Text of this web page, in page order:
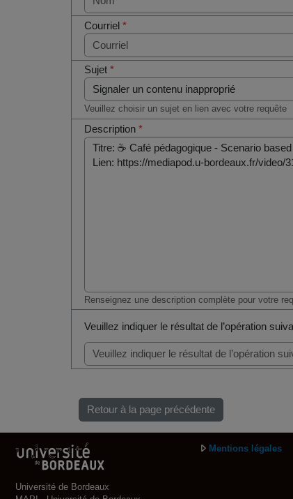
Courriel*
Sujet*
Veuillez choisir un sujet en lien avec votre requête
Description*
Renseignez une description complète pour votre
Veuillez indiquer le résultat de l’opération
Retour à la page précédente
Université de Bordeaux
Mentions légales